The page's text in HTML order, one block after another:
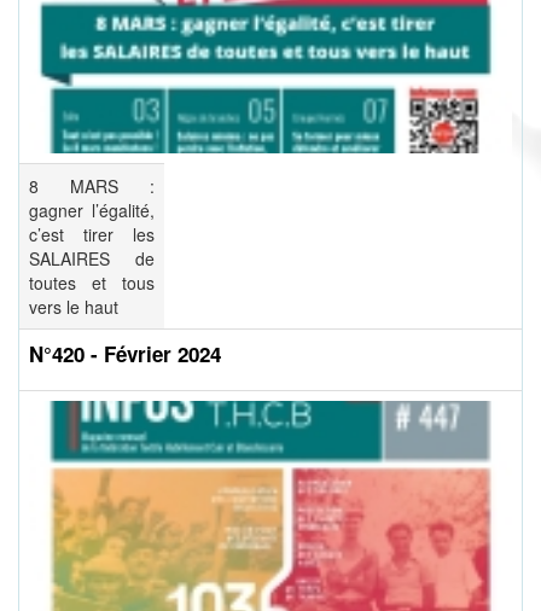
8 MARS :
gagner l’égalité,
c’est tirer les
SALAIRES de
toutes et tous
vers le haut
N°420 - Février 2024